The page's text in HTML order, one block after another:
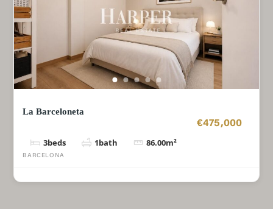
La Barceloneta
€475,000
3beds 1bath 86.00m²
BARCELONA